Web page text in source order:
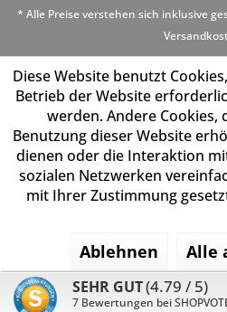
* Alle Preise verstehen sich inklusive
Diese Website benutzt
Betrieb der Website
werden. Andere Cookies,
Benutzung dieser Website
dienen oder die Interaktion
sozialen Netzwerken
mit Ihrer Zustimmung
Ablehnen Alle
SEHR GUT(4.79 / 5)
7 Bewertungen bei